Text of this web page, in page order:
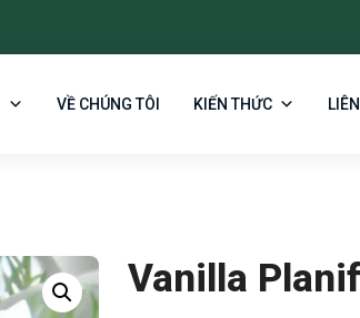
VỀ CHÚNG TÔI KIẾN THỨC
Vanilla